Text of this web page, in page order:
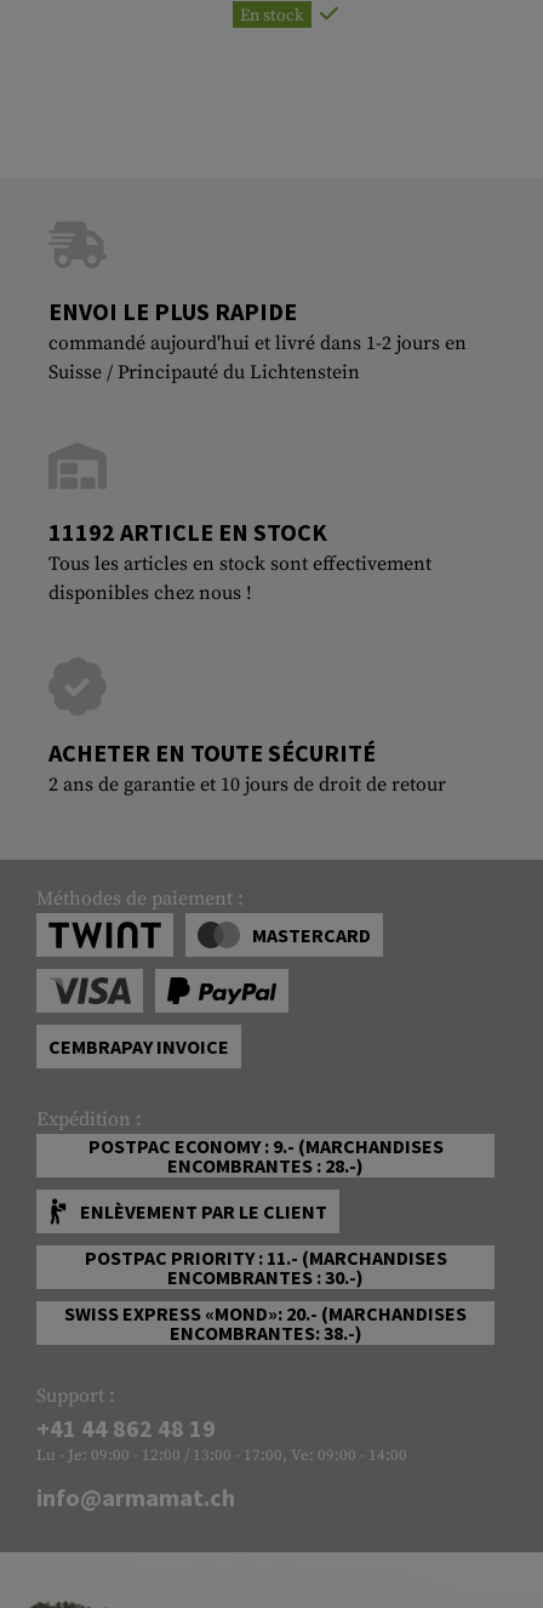
En stock
ENVOI LE PLUS RAPIDE
commandé aujourd'hui et livré dans 1-2 jours en
Suisse / Principauté du Lichtenstein
11192 ARTICLE EN STOCK
Tous les articles en stock sont effectivement
disponibles chez nous !
ACHETER EN TOUTE SÉCURITÉ
2 ans de garantie et 10 jours de droit de retour
Méthodes de paiement :
MASTERCARD
CEMBRAPAY INVOICE
Expédition :
POSTPAC ECONOMY : 9.- (MARCHANDISES
ENCOMBRANTES : 28.-)
ENLÈVEMENT PAR LE CLIENT
POSTPAC PRIORITY : 11.- (MARCHANDISES
ENCOMBRANTES : 30.-)
SWISS EXPRESS «MOND»: 20.- (MARCHANDISES
ENCOMBRANTES: 38.-)
Support :
+41 44 862 48 19
Lu - Je: 09:00 - 12:00 / 13:00 - 17:00, Ve: 09:00 - 14:00
info@armamat.ch